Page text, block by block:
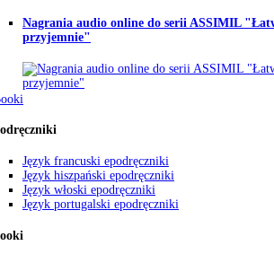
Nagrania audio online do serii ASSIMIL
przyjemnie"
Język francuski epodręczniki
Język hiszpański epodręczniki
Język włoski epodręczniki
Język portugalski epodręczniki